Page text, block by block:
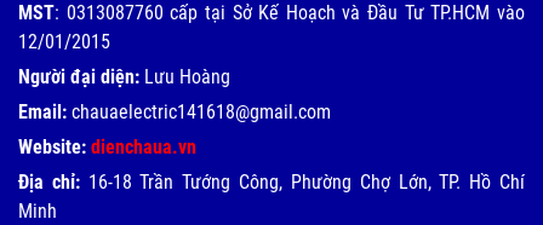
MST: 0313087760 cấp tại Sở Kế Hoạch và Đầu Tư TP.HCM vào
12/01/2015
Người đại diện: Lưu Hoàng
Email: chauaelectric141618@gmail.com
Website: dienchaua.vn
Địa chỉ: 16-18 Trần Tướng Công, Phường Chợ Lớn, TP. Hồ Chí
Minh